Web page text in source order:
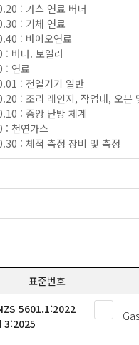
: 가스 연료 버너
: 기체 연료
: 바이오연료
: 버너. 보일러
: 연료
: 전열기기 일반
: 조리 레인지, 작업대, 오븐
: 중앙 난방 체계
: 천연가스
: 체적 측정 장비 및 측정
표준번호
5601.1:2022
3:2025